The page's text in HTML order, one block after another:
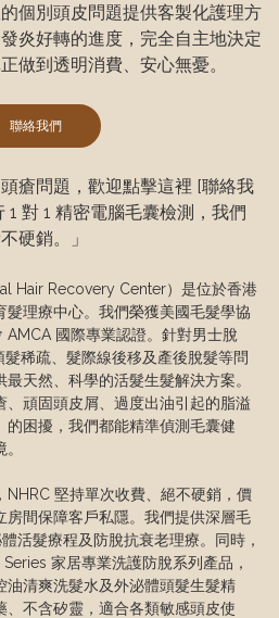
個別頭皮問題提供客製化護理方
炎好轉的進度，完全自主地決定
做到透明消費、安心無憂。
聯絡我們
瘡問題，歡迎點擊這裡 [聯絡我
對 1 精密電腦毛囊檢測，我們
硬銷。」
Hair Recovery Center）是位於香港
髮理療中心。我們榮獲美國毛髮學協
AMCA 國際專業認證。針對男士脫
稀疏、髮際線後移及產後脫髮等問
天然、科學的活髮生髮解決方案。
頑固頭皮屑、過度出油引起的脂溢
困擾，我們都能精準偵測毛囊健
堅持單次收費、絕不硬銷，價
房間保障客戶私隱。我們提供深層毛
活髮療程及防脫抗衰老理療。同時，
家居專業洗護防脫系列產品，
油清爽洗髮水及外泌體頭髮生髮精
不含矽靈，適合各類敏感頭皮使